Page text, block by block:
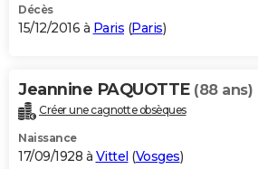
Décès
15/12/2016 à Paris (Paris)
Jeannine PAQUOTTE (88 ans)
Créer une cagnotte obsèques
Naissance
17/09/1928 à Vittel (Vosges)